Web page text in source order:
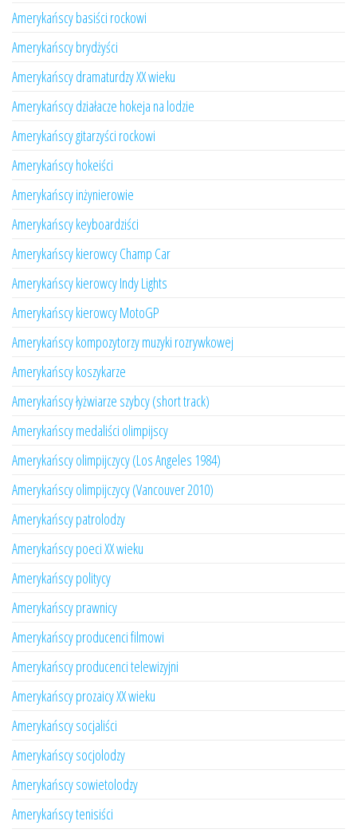
Amerykańscy basiści rockowi
Amerykańscy brydżyści
Amerykańscy dramaturdzy XX wieku
Amerykańscy działacze hokeja na lodzie
Amerykańscy gitarzyści rockowi
Amerykańscy hokeiści
Amerykańscy inżynierowie
Amerykańscy keyboardziści
Amerykańscy kierowcy Champ Car
Amerykańscy kierowcy Indy Lights
Amerykańscy kierowcy MotoGP
Amerykańscy kompozytorzy muzyki rozrywkowej
Amerykańscy koszykarze
Amerykańscy łyżwiarze szybcy (short track)
Amerykańscy medaliści olimpijscy
Amerykańscy olimpijczycy (Los Angeles 1984)
Amerykańscy olimpijczycy (Vancouver 2010)
Amerykańscy patrolodzy
Amerykańscy poeci XX wieku
Amerykańscy politycy
Amerykańscy prawnicy
Amerykańscy producenci filmowi
Amerykańscy producenci telewizyjni
Amerykańscy prozaicy XX wieku
Amerykańscy socjaliści
Amerykańscy socjolodzy
Amerykańscy sowietolodzy
Amerykańscy tenisiści